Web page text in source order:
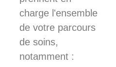
charge l'ensemble
de votre parcours
de soins,
notamment :